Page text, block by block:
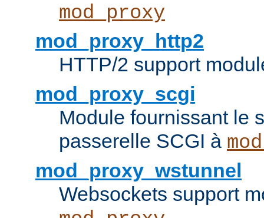
mod_proxy
mod_proxy_http2
HTTP/2 support
mod_proxy_scgi
Module fournissant le
passerelle SCGI à
mod_proxy_wstunnel
Websockets support